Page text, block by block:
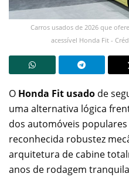
Carros usados de 2026 que
acessível Honda Fit -
O Honda Fit usado de
uma alternativa lógica
dos automóveis
reconhecida robustez
arquitetura de cabine
anos de rodagem